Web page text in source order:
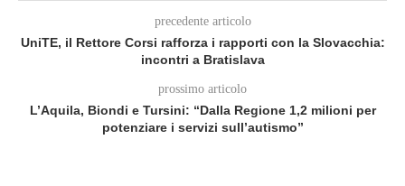
precedente articolo
UniTE, il Rettore Corsi rafforza i rapporti con la Slovacchia:
incontri a Bratislava
prossimo articolo
L’Aquila, Biondi e Tursini: “Dalla Regione 1,2 milioni per
potenziare i servizi sull’autismo”